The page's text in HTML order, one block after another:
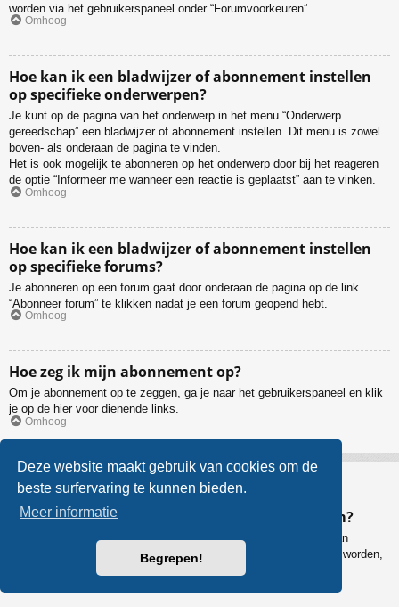
Deze website maakt gebruik van cookies om de
beste surfervaring te kunnen bieden.
Meer informatie
Begrepen!
worden via het gebruikerspaneel onder “Forumvoorkeuren”.
Omhoog
Hoe kan ik een bladwijzer of abonnement instellen
op specifieke onderwerpen?
Je kunt op de pagina van het onderwerp in het menu “Onderwerp
gereedschap” een bladwijzer of abonnement instellen. Dit menu is zowel
boven- als onderaan de pagina te vinden.
Het is ook mogelijk te abonneren op het onderwerp door bij het reageren
de optie “Informeer me wanneer een reactie is geplaatst” aan te vinken.
Omhoog
Hoe kan ik een bladwijzer of abonnement instellen
op specifieke forums?
Je abonneren op een forum gaat door onderaan de pagina op de link
“Abonneer forum” te klikken nadat je een forum geopend hebt.
Omhoog
Hoe zeg ik mijn abonnement op?
Om je abonnement op te zeggen, ga je naar het gebruikerspaneel en klik
je op de hier voor dienende links.
Omhoog
Bijlagen
Welke bijlagen worden toegestaan op dit forum?
De beheerder bepaalt welke bestandstypes al dan niet toegestaan
worden. Als je niet zeker bent welke bestanden geüpload mogen worden,
neem dan contact op met de beheerder voor verdere informatie.